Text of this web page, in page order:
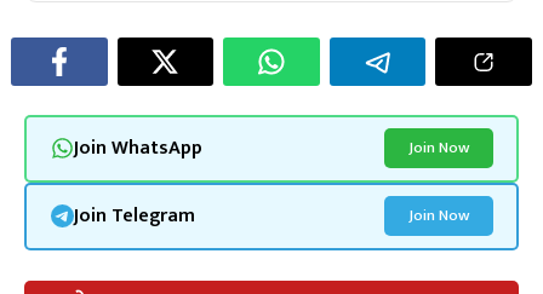
Join WhatsApp Join Now
Join Telegram Join Now